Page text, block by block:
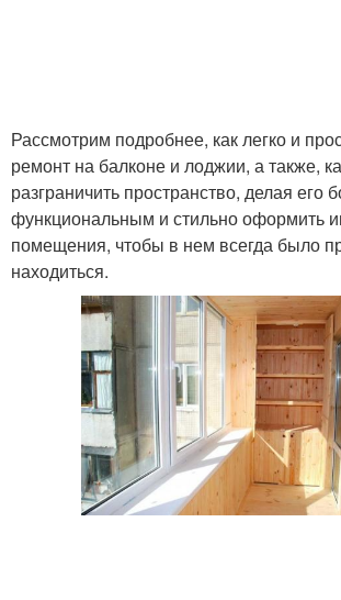
Рассмотрим подробнее, как легко и
ремонт на балконе и лоджии, а также,
разграничить пространство, делая его
функциональным и стильно оформить
помещения, чтобы в нем всегда было
находиться.